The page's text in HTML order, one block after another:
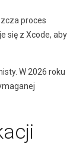
proces
się z Xcode, aby
W 2026 roku